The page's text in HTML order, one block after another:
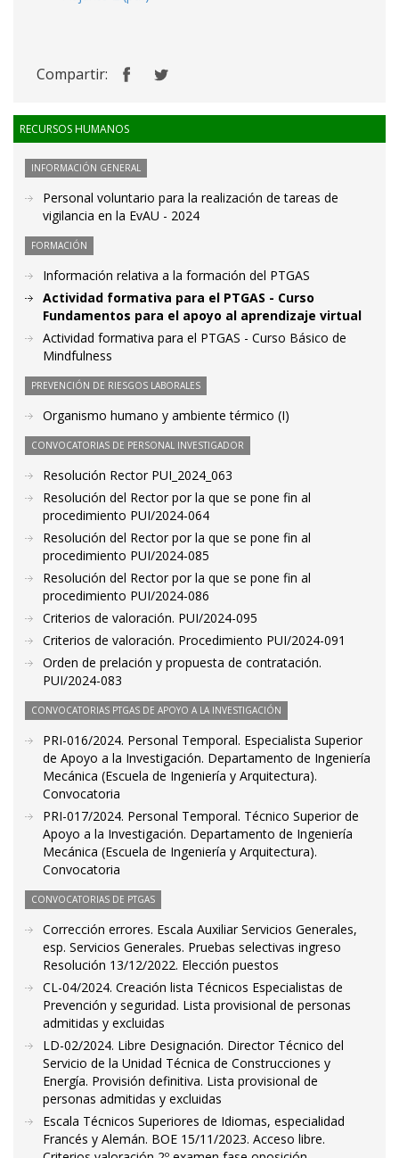
Compartir:
RECURSOS HUMANOS
INFORMACIÓN GENERAL
Personal voluntario para la realización de tareas de
vigilancia en la EvAU - 2024
FORMACIÓN
Información relativa a la formación del PTGAS
Actividad formativa para el PTGAS - Curso
Fundamentos para el apoyo al aprendizaje virtual
Actividad formativa para el PTGAS - Curso Básico de
Mindfulness
PREVENCIÓN DE RIESGOS LABORALES
Organismo humano y ambiente térmico (I)
CONVOCATORIAS DE PERSONAL INVESTIGADOR
Resolución Rector PUI_2024_063
Resolución del Rector por la que se pone fin al
procedimiento PUI/2024-064
Resolución del Rector por la que se pone fin al
procedimiento PUI/2024-085
Resolución del Rector por la que se pone fin al
procedimiento PUI/2024-086
Criterios de valoración. PUI/2024-095
Criterios de valoración. Procedimiento PUI/2024-091
Orden de prelación y propuesta de contratación.
PUI/2024-083
CONVOCATORIAS PTGAS DE APOYO A LA INVESTIGACIÓN
PRI-016/2024. Personal Temporal. Especialista Superior
de Apoyo a la Investigación. Departamento de Ingeniería
Mecánica (Escuela de Ingeniería y Arquitectura).
Convocatoria
PRI-017/2024. Personal Temporal. Técnico Superior de
Apoyo a la Investigación. Departamento de Ingeniería
Mecánica (Escuela de Ingeniería y Arquitectura).
Convocatoria
CONVOCATORIAS DE PTGAS
Corrección errores. Escala Auxiliar Servicios Generales,
esp. Servicios Generales. Pruebas selectivas ingreso
Resolución 13/12/2022. Elección puestos
CL-04/2024. Creación lista Técnicos Especialistas de
Prevención y seguridad. Lista provisional de personas
admitidas y excluidas
LD-02/2024. Libre Designación. Director Técnico del
Servicio de la Unidad Técnica de Construcciones y
Energía. Provisión definitiva. Lista provisional de
personas admitidas y excluidas
Escala Técnicos Superiores de Idiomas, especialidad
Francés y Alemán. BOE 15/11/2023. Acceso libre.